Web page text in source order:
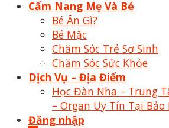
Cẩm Nang Mẹ Và Bé
Bé Ăn Gì?
Bé Mặc
Chăm Sóc Trẻ Sơ Sinh
Chăm Sóc Sức Khỏe
Dịch Vụ – Địa Điểm
Học Đàn Nha – Trung
– Organ Uy Tín Tại Bảo
Đăng nhập